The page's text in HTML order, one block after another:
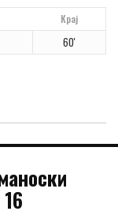
Крај
60'